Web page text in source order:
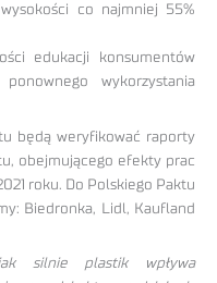
co najmniej 55%
edukacji konsumentów
wykorzystania
będą weryfikować raporty
obejmującego efekty prac
roku. Do Polskiego Paktu
Biedronka, Lidl, Kaufland
silnie plastik wpływa